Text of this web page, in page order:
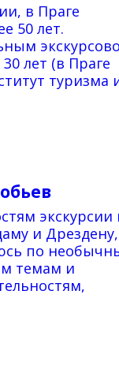
в Праге
50 лет.
лет (в Праге
туризма
экскурсии
и Дрездену,
по
темам и